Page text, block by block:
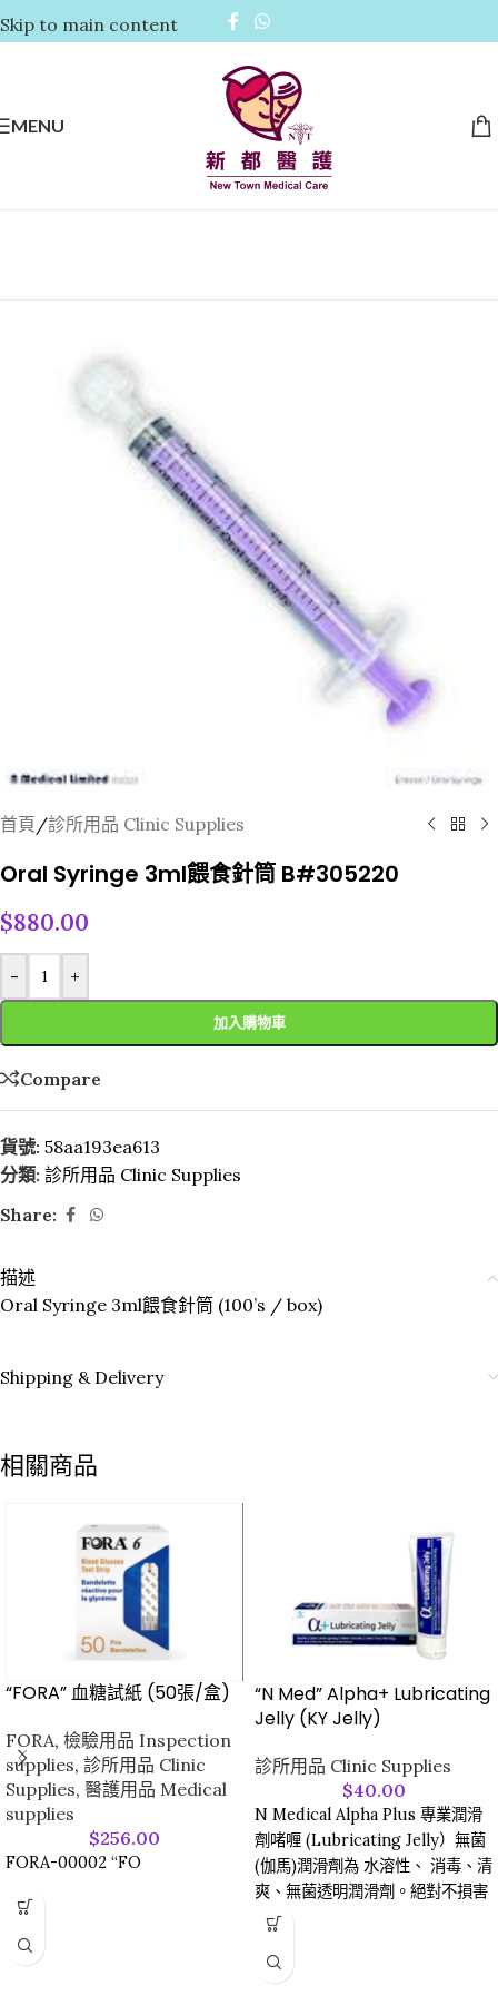
Skip to main content
MENU
首頁/診所用品 Clinic Supplies
Oral Syringe 3ml餵食針筒 B#305220
$880.00
- +
加入購物車
Compare
貨號: 58aa193ea613
分類: 診所用品 Clinic Supplies
Share:
描述
Oral Syringe 3ml餵食針筒 (100’s / box)
Shipping & Delivery
相關商品
“FORA” 血糖試紙 (50張/盒)
FORA, 檢驗用品 Inspection
supplies, 診所用品 Clinic
Supplies, 醫護用品 Medical
supplies
$256.00
FORA-00002 “FO
“N Med” Alpha+ Lubricating
Jelly (KY Jelly)
診所用品 Clinic Supplies
$40.00
N Medical Alpha Plus 專業潤滑
劑啫喱 (Lubricating Jelly）無菌
(伽馬)潤滑劑為 水溶性、 消毒、清
爽、無菌透明潤滑劑。絕對不損害
人體組織、 儀器、 適用於各種醫
金屬等。